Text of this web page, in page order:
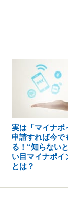
実は「マイナポ
申請すれば今で
る！“知らない
い目マイナポイ
とは？